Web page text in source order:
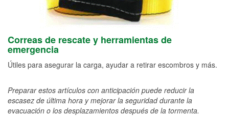
Correas de rescate y herramientas de
emergencia
Útiles para asegurar la carga, ayudar a retirar escombros y más.
Preparar estos artículos con anticipación puede reducir la
escasez de última hora y mejorar la seguridad durante la
evacuación o los desplazamientos después de la tormenta.